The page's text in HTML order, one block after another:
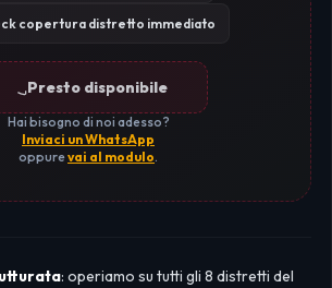
copertura distretto immediato
Presto disponibile
Hai bisogno di noi adesso?
Inviaci un WhatsApp
oppurevai al modulo.
: operiamo su tutti gli 8 distretti del